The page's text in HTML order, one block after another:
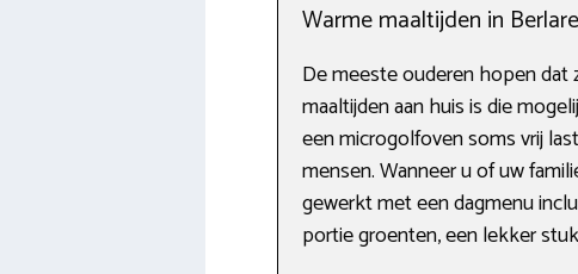
Warme maaltijden in
De meeste ouderen hopen
maaltijden aan huis is die
een microgolfoven soms vrij
mensen. Wanneer u of uw
gewerkt met een dagmenu
portie groenten, een lekker